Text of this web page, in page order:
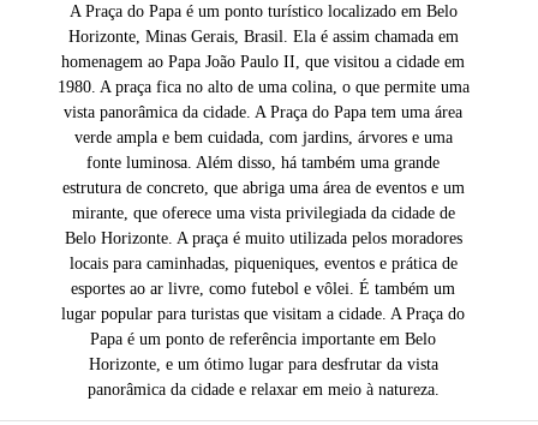
A Praça do Papa é um ponto turístico localizado em Belo
Horizonte, Minas Gerais, Brasil. Ela é assim chamada em
homenagem ao Papa João Paulo II, que visitou a cidade em
1980. A praça fica no alto de uma colina, o que permite uma
vista panorâmica da cidade. A Praça do Papa tem uma área
verde ampla e bem cuidada, com jardins, árvores e uma
fonte luminosa. Além disso, há também uma grande
estrutura de concreto, que abriga uma área de eventos e um
mirante, que oferece uma vista privilegiada da cidade de
Belo Horizonte. A praça é muito utilizada pelos moradores
locais para caminhadas, piqueniques, eventos e prática de
esportes ao ar livre, como futebol e vôlei. É também um
lugar popular para turistas que visitam a cidade. A Praça do
Papa é um ponto de referência importante em Belo
Horizonte, e um ótimo lugar para desfrutar da vista
panorâmica da cidade e relaxar em meio à natureza.